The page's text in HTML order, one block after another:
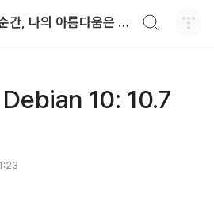
💗지금 이 순간, 나의 아름다움은 가장 빛난다!
10: 10.7